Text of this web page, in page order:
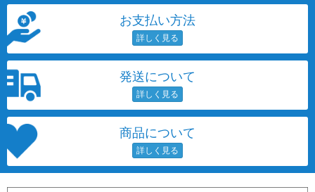
お支払い方法
発送について
商品について